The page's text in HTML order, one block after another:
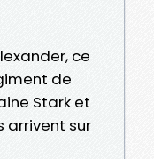
ce
de
Stark et
arrivent sur